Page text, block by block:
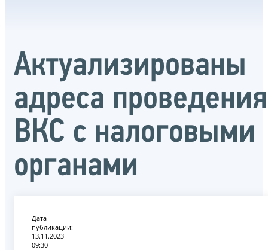
Актуализированы
адреса проведения
ВКС с налоговыми
органами
Дата
публикации:
13.11.2023
09:30